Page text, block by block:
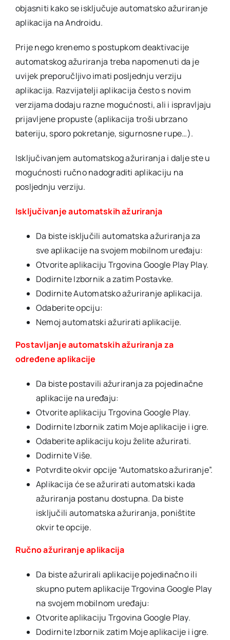
objasniti kako se isključuje automatsko ažuriranje
aplikacija na Androidu.
Prije nego krenemo s postupkom deaktivacije
automatskog ažuriranja treba napomenuti da je
uvijek preporučljivo imati posljednju verziju
aplikacija. Razvijatelji aplikacija često s novim
verzijama dodaju razne mogućnosti, ali i ispravljaju
prijavljene propuste (aplikacija troši ubrzano
bateriju, sporo pokretanje, sigurnosne rupe…).
Isključivanjem automatskog ažuriranja i dalje ste u
mogućnosti ručno nadograditi aplikaciju na
posljednju verziju.
Isključivanje automatskih ažuriranja
Da biste isključili automatska ažuriranja za
sve aplikacije na svojem mobilnom uređaju:
Otvorite aplikaciju Trgovina Google Play Play.
Dodirnite Izbornik a zatim Postavke.
Dodirnite Automatsko ažuriranje aplikacija.
Odaberite opciju:
Nemoj automatski ažurirati aplikacije.
Postavljanje automatskih ažuriranja za
određene aplikacije
Da biste postavili ažuriranja za pojedinačne
aplikacije na uređaju:
Otvorite aplikaciju Trgovina Google Play.
Dodirnite Izbornik zatim Moje aplikacije i igre.
Odaberite aplikaciju koju želite ažurirati.
Dodirnite Više.
Potvrdite okvir opcije “Automatsko ažuriranje”.
Aplikacija će se ažurirati automatski kada
ažuriranja postanu dostupna. Da biste
isključili automatska ažuriranja, poništite
okvir te opcije.
Ručno ažuriranje aplikacija
Da biste ažurirali aplikacije pojedinačno ili
skupno putem aplikacije Trgovina Google Play
na svojem mobilnom uređaju:
Otvorite aplikaciju Trgovina Google Play.
Dodirnite Izbornik zatim Moje aplikacije i igre.